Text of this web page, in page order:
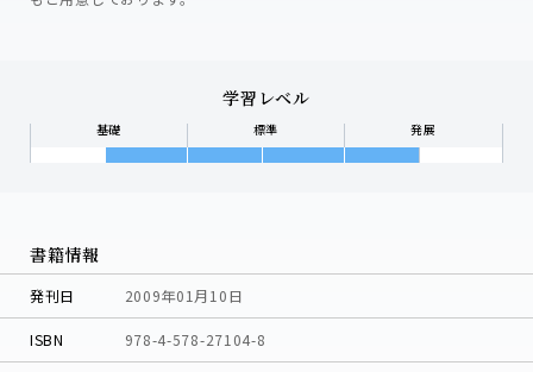
学習レベル
基礎 標準 発展
書籍情報
発刊日 2009年01月10日
ISBN 978-4-578-27104-8